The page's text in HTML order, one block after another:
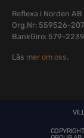
Reflexa i Norden AB
Org.Nr: 559526-
BankGiro: 579-2239
Läs mer om oss.